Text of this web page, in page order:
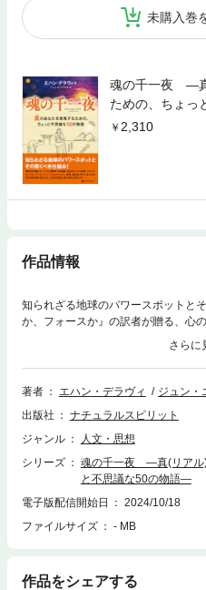
未購入巻
魂の千一夜 ―真
ための、ちょ
2,310
作品情報
知られざる地球のパワースポットと
か、フォースか』の訳者が贈る、心
イト！国境も時間も学問（物理学、
て、アラビアンナイトのようにつな
セイ！電気的宇宙論、アーシング、
体験、クロップ・サークル、アース
む究極の真実とは？◆本書に登場す
コックミハイル・ゴルバチョフビー
の益田岩船）アヤワスカ（ペルー）
得たスピリチュアルな気づきや学び
新科学や超常現象を、各地で親しく
は、はっきりとしたことは何一つ分
著者 エハン・デラヴィ
ジュン・
出版社
ナチュラルスピリット
ジャンル
人文・思想
シリーズ
魂の千一夜 ―真(リアル)
と不思議な50の物語―
電子版配信開始日
2024/10/18
ファイルサイズ
- MB
作品をシェアする